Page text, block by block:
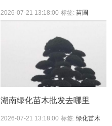
2026-07-21 13:18:00 标签:苗圃
湖南绿化苗木批发去哪里
2026-07-21 13:18:00 标签:绿化苗木